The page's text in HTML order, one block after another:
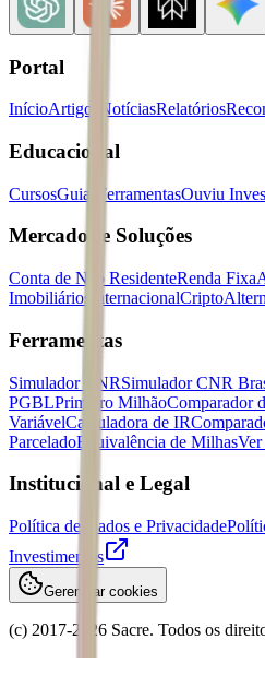
Portal
InícioArtigos NotíciasRelatórios
Educacional
CursosGuias FerramentasOuviu
Mercados e Soluções
Conta de Não ResidenteRenda Fixa
Imobiliários
InternacionalCripto
Ferramentas
Simulador CNRSimulador CNR
PGBLPrimeiro MilhãoComparador
VariávelCalculadora de IR
ParceladoEquivalência de MilhasVer
Institucional e Legal
Política de Dados e Privacidade
Investimentos
Gerenciar cookies
(c) 2017-2026 Sacre. Todos os